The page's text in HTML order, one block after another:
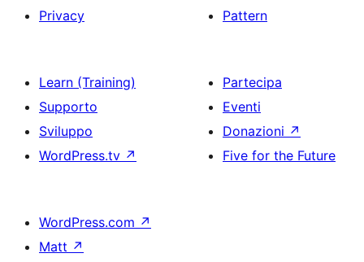
Privacy
Pattern
Learn (Training)
Supporto
Sviluppo
WordPress.tv ↗
Partecipa
Eventi
Donazioni ↗
Five for the Future
WordPress.com ↗
Matt ↗